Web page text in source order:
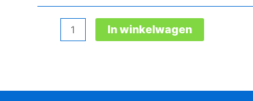
Jogger
beroepsschoen
In winkelwagen